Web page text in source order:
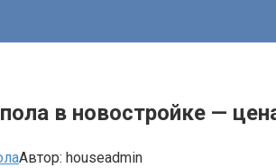
в новостройке —
Автор: houseadmin